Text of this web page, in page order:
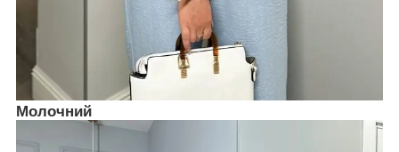
Молочний